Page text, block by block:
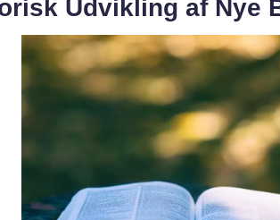
Udvikling af Nye